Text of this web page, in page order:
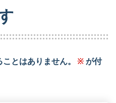
とはありません。 ※ が付